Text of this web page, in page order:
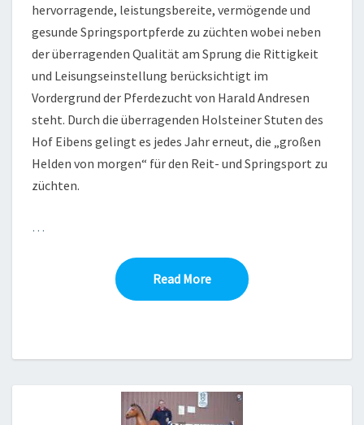
hervorragende, leistungsbereite, vermögende und
gesunde Springsportpferde zu züchten wobei neben
der überragenden Qualität am Sprung die Rittigkeit
und Leisungseinstellung berücksichtigt im
Vordergrund der Pferdezucht von Harald Andresen
steht. Durch die überragenden Holsteiner Stuten des
Hof Eibens gelingt es jedes Jahr erneut, die „großen
Helden von morgen“ für den Reit- und Springsport zu
züchten.
…
Read MoreRead More